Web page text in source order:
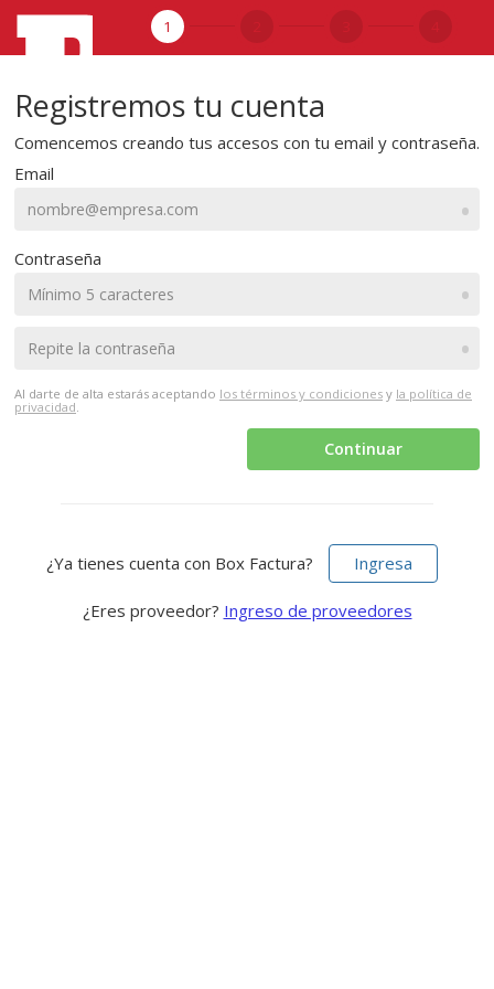
Registremos tu cuenta
Comencemos creando tus accesos con tu email y contraseña.
Email
•
Contraseña
•
•
Al darte de alta estarás aceptando los términos y condiciones y la política de
privacidad.
Continuar
¿Ya tienes cuenta con Box Factura? Ingresa
¿Eres proveedor? Ingreso de proveedores
1